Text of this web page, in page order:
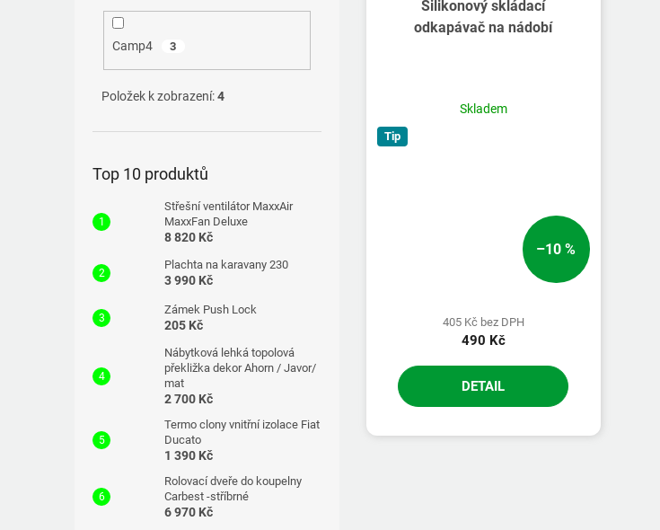
Camp4 3
Položek k zobrazení:4
Top 10 produktů
Střešní ventilátor MaxxAir
MaxxFan Deluxe
8 820 Kč
Plachta na karavany 230
3 990 Kč
Zámek Push Lock
205 Kč
Nábytková lehká topolová
překližka dekor Ahorn / Javor/
mat
2 700 Kč
Termo clony vnitřní izolace Fiat
Ducato
1 390 Kč
Rolovací dveře do koupelny
Carbest -stříbrné
6 970 Kč
Silikonový skládací
odkapávač na nádobí
Skladem
Tip
–10 %
405 Kč bez DPH
490 Kč
DETAIL